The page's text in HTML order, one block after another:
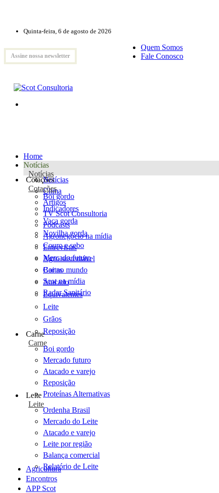
Quinta-feira, 6 de agosto de 2026
Assine nossa newsletter
Quem Somos
Fale Conosco
Home
Notícias
Notícias
Notícias
Clima
Artigos
TV Scot Consultoria
Podcasts
Agronegócio na mídia
Entrevistas
Agro sustentável
Cartas
Scot na mídia
Radar Sanitário
Cotações
Cotações
Boi gordo
Indicadores
Vaca gorda
Novilha gorda
Couro e sebo
Mercado futuro
Boi no mundo
Atacado
Equivalentes
Leite
Grãos
Reposição
Carne
Carne
Boi gordo
Mercado futuro
Atacado e varejo
Reposição
Proteínas Alternativas
Leite
Leite
Ordenha Brasil
Mercado do Leite
Atacado e varejo
Leite por região
Balança comercial
Relatório de Leite
Agricultura
Encontros
APP Scot